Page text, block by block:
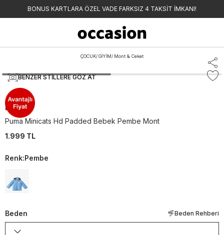
BONUS KARTLARA ÖZEL VADE FARKSIZ 4 TAKSİT İMKANI!
ÇOCUK/GİYİM/ Mont & Ceket
BENZER STILLERE GÖZ AT
Puma
Puma Minicats Hd Padded Bebek Pembe Mont
1.999 TL
Renk:Pembe
Beden Beden Rehberi